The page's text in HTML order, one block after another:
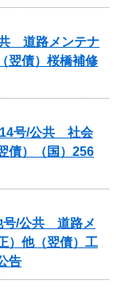
共 道路メンテナ
翌債）桜橋補修
号/公共 社会
債）（国）256
号/公共 道路メ
）他（翌債）工
告